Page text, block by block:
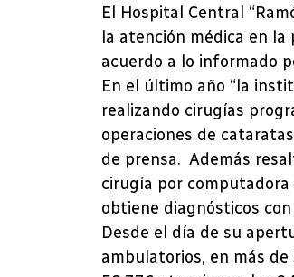
El Hospital Central
la atención médica en
acuerdo a lo informado
En el último año “la
realizando cirugías
operaciones de
de prensa. Además
cirugía por
obtiene diagnósticos con
Desde el día de su
ambulatorios, en más